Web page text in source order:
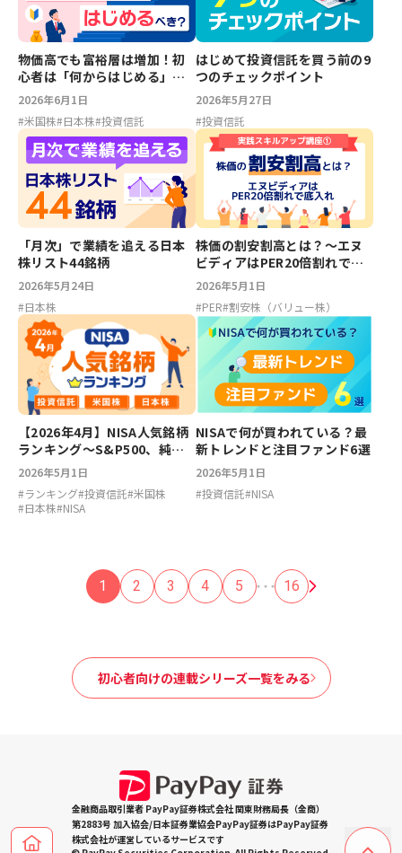
物価高でも富裕層は増加！初
心者は「何からはじめる」べ
き？
2026年6月1日
#米国株#日本株#投資信託
はじめて投資信託を買う前の9
つのチェックポイント
2026年5月27日
#投資信託
「月次」で業績を追える日本
株リスト44銘柄
2026年5月24日
#日本株
株価の割安割高とは？～エヌ
ビディアはPER20倍割れで底
入れ：実践スキルアップ講座
2026年5月1日
#PER#割安株（バリュー株）
【2026年4月】NISA人気銘柄
ランキング～S&P500、純金
ファンド、PayPay、キオクシ
ア
2026年5月1日
#ランキング#投資信託#米国株
#日本株#NISA
NISAで何が買われている？最
新トレンドと注目ファンド6選
2026年5月1日
#投資信託#NISA
1 2 3 4 5 16
初心者向けの連載シリーズ一覧をみる
金融商品取引業者 PayPay証券株式会社 関東財務局長（金商）
第2883号 加入協会/日本証券業協会PayPay証券はPayPay証券
株式会社が運営しているサービスです